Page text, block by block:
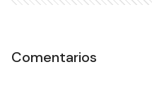
Comentarios